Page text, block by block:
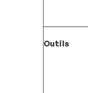
Outils